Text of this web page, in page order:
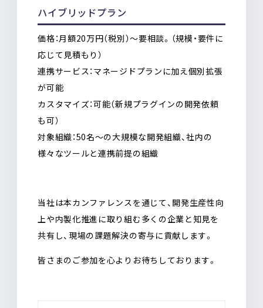
ハイブリッドプラン
価格：月額20万円（税別）〜要相談。（規模・要件に
応じて見積もり）
連携サービス：マネージドプランに加え個別拡張
が可能
カスタマイズ：可能（新規プラグインの開発依頼
も可）
対象組織：50名〜の大規模な開発組織、社内の
様々なツールと連携前提の組織
当社は本カンファレンスを通じて、開発生産性向
上や内製化推進に取り組む多くの企業と知見を
共有し、現場の課題解決の寄与に貢献します。
皆さまのご参加を心よりお待ちしております。